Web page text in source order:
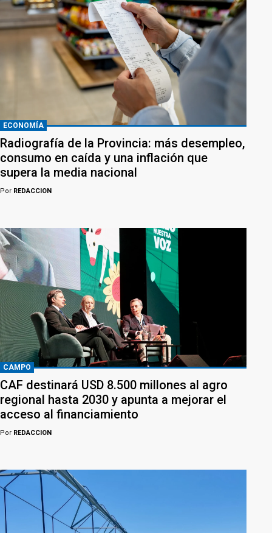
ECONOMÍA
Radiografía de la Provincia: más desempleo,
consumo en caída y una inflación que
supera la media nacional
Por REDACCION
CAMPO
CAF destinará USD 8.500 millones al agro
regional hasta 2030 y apunta a mejorar el
acceso al financiamiento
Por REDACCION